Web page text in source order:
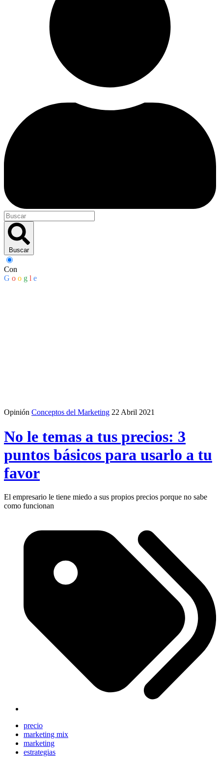
Buscar
Con
G o o g l e
Opinión Conceptos del Marketing 22 Abril 2021
No le temas a tus precios: 3
puntos básicos para usarlo a tu
favor
El empresario le tiene miedo a sus propios precios porque no sabe
como funcionan
precio
marketing mix
marketing
estrategias